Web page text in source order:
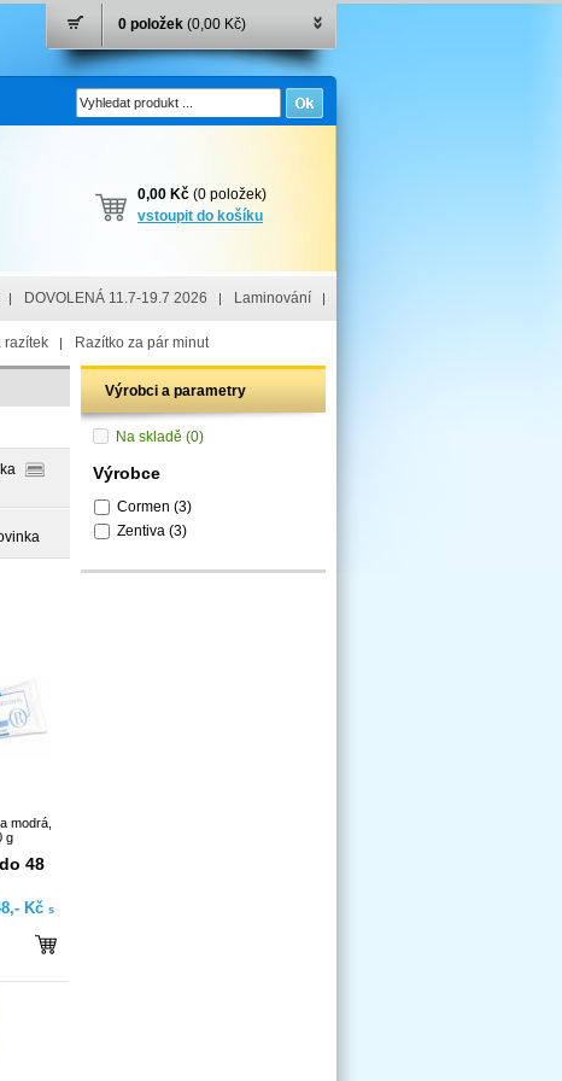
0 položek (0,00 Kč)
0,00 Kč (0 položek)
vstoupit do košíku
DOVOLENÁ 11.7-19.7 2026 Laminování
razítek Razítko za pár minut
modrá,
g
48
Kč s
Výrobci a parametry
Na skladě (0)
Výrobce
Cormen (3)
Zentiva (3)